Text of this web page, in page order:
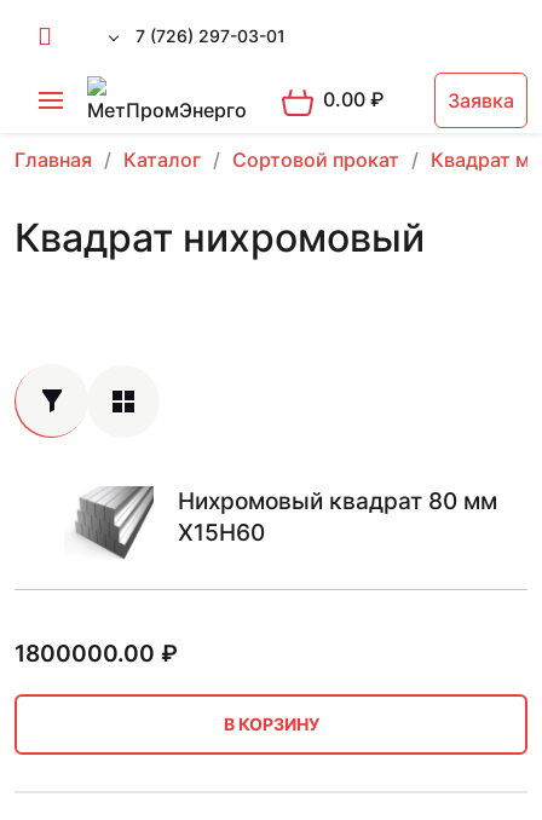
7 (726) 297-03-01
0.00₽ Заявка
Главная Каталог Сортовой прокат Квадрат
Квадрат нихромовый
Нихромовый квадрат 80 мм
Х15Н60
1800000.00 ₽
В КОРЗИНУ